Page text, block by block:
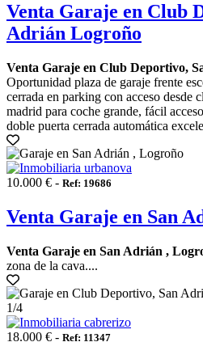
Venta Garaje en Club
Adrián Logroño
Venta Garaje en Club Deportivo,
Oportunidad plaza de garaje frente
cerrada en parking con acceso desde
madrid para coche grande, fácil
doble puerta cerrada automática
10.000 € - Ref: 19686
Venta Garaje en San
Venta Garaje en San Adrián ,
zona de la cava....
1/4
18.000 € - Ref: 11347